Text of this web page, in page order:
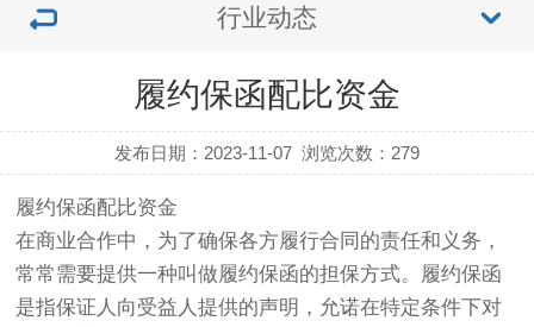
行业动态
履约保函配比资金
发布日期：2023-11-07 浏览次数： 279
履约保函配比资金
在商业合作中，为了确保各方履行合同的责任和义务，
常常需要提供一种叫做履约保函的担保方式。履约保函
是指保证人向受益人提供的声明，允诺在特定条件下对